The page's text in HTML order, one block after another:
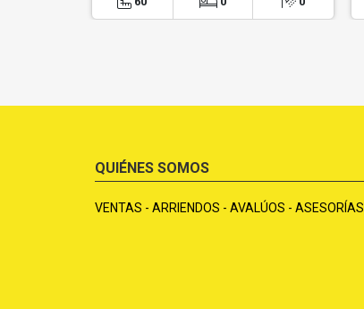
QUIÉNES SOMOS
VENTAS - ARRIENDOS - AVALÚOS - ASESORÍAS